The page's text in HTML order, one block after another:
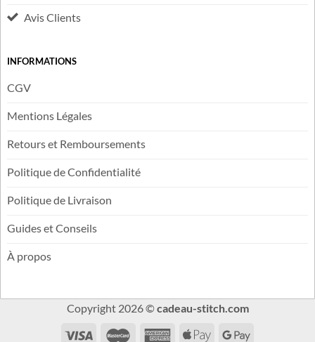
Avis Clients
INFORMATIONS
CGV
Mentions Légales
Retours et Remboursements
Politique de Confidentialité
Politique de Livraison
Guides et Conseils
À propos
Copyright 2026 ©cadeau-stitch.com